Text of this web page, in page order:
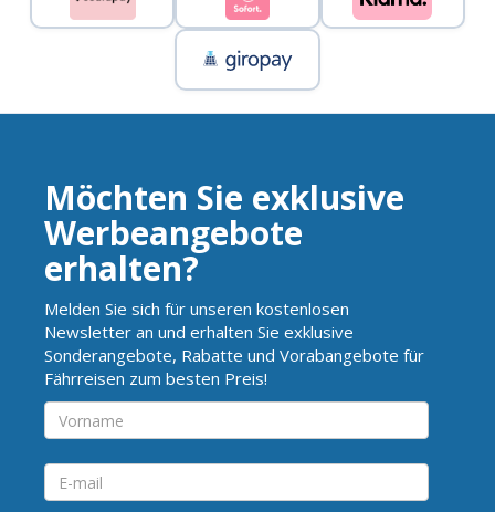
Möchten Sie exklusive
Werbeangebote
erhalten?
Melden Sie sich für unseren kostenlosen
Newsletter an und erhalten Sie exklusive
Sonderangebote, Rabatte und Vorabangebote für
Fährreisen zum besten Preis!